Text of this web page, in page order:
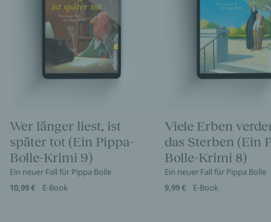
Wer länger liest, ist
später tot (Ein Pippa-
Bolle-Krimi 9)
Ein neuer Fall für Pippa Bolle
10,99 €
E-Book
Viele Erben
das Sterben (Ein
Bolle-Krimi 8)
Ein neuer Fall für Pippa Bolle
9,99 €
E-Book